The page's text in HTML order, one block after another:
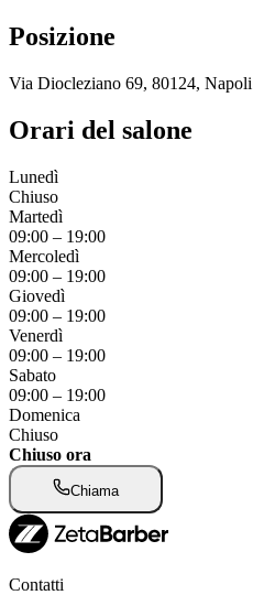
Posizione
Via Diocleziano 69, 80124, Napoli
Orari del salone
Lunedì
Chiuso
Martedì
09:00 – 19:00
Mercoledì
09:00 – 19:00
Giovedì
09:00 – 19:00
Venerdì
09:00 – 19:00
Sabato
09:00 – 19:00
Domenica
Chiuso
Chiuso ora
Chiama
Contatti